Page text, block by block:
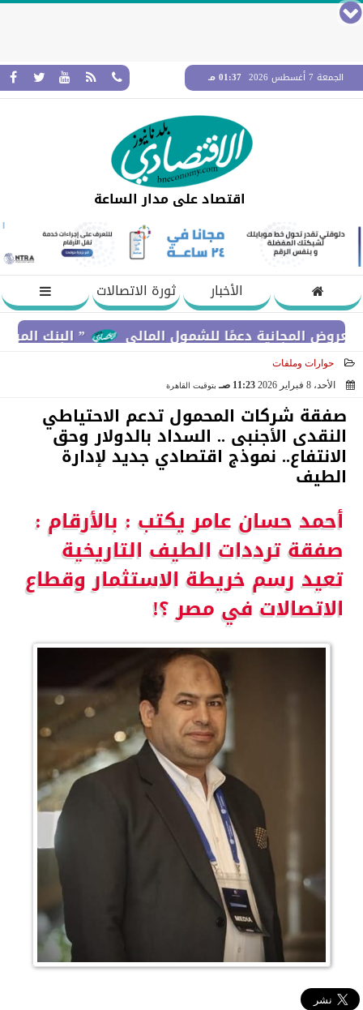
الجمعة 7 أغسطس 2026 01:37 مـ
اقتصاد على مدار الساعة
الأخبار
ثورة الاتصالات
” البنك المركزي” : معدلات الشمول المالي تواصل
دعمًا للشمول المالي
حوارات وملفات
الأحد، 8 فبراير 2026
11:23 صـ بتوقيت القاهرة
صفقة شركات المحمول تدعم الاحتياطي
النقدى الأجنبى .. السداد بالدولار وحق
الانتفاع.. نموذج اقتصادي جديد لإدارة
الطيف
أحمد حسان عامر يكتب : بالأرقام :
صفقة ترددات الطيف التاريخية
تعيد رسم خريطة الاستثمار وقطاع
الاتصالات في مصر ؟!